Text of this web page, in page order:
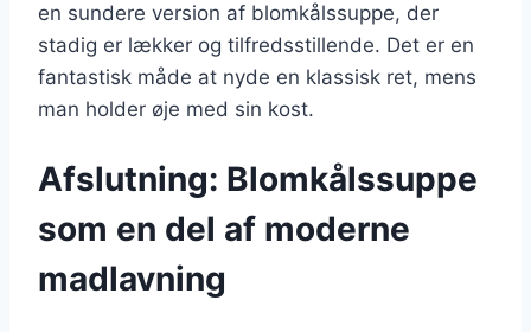
en sundere version af blomkålssuppe, der
stadig er lækker og tilfredsstillende. Det er en
fantastisk måde at nyde en klassisk ret, mens
man holder øje med sin kost.
Afslutning: Blomkålssuppe
som en del af moderne
madlavning